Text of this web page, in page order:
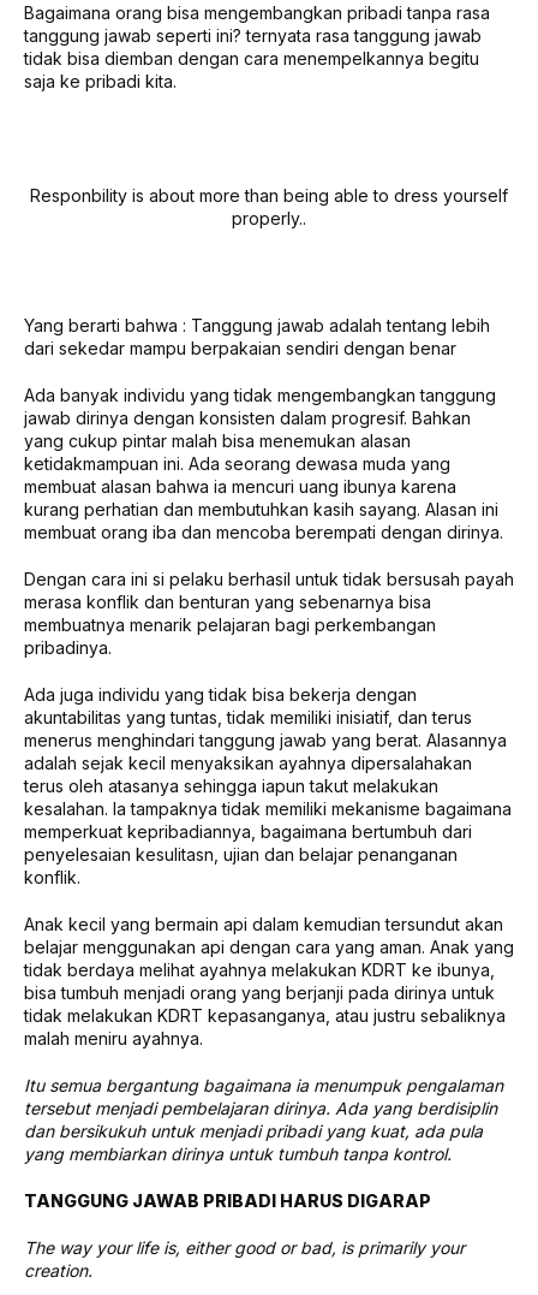
Bagaimana orang bisa mengembangkan pribadi tanpa rasa
tanggung jawab seperti ini? ternyata rasa tanggung jawab
tidak bisa diemban dengan cara menempelkannya begitu
saja ke pribadi kita.
Responbility is about more than being able to dress yourself
properly..
Yang berarti bahwa : Tanggung jawab adalah tentang lebih
dari sekedar mampu berpakaian sendiri dengan benar
Ada banyak individu yang tidak mengembangkan tanggung
jawab dirinya dengan konsisten dalam progresif. Bahkan
yang cukup pintar malah bisa menemukan alasan
ketidakmampuan ini. Ada seorang dewasa muda yang
membuat alasan bahwa ia mencuri uang ibunya karena
kurang perhatian dan membutuhkan kasih sayang. Alasan ini
membuat orang iba dan mencoba berempati dengan dirinya.
Dengan cara ini si pelaku berhasil untuk tidak bersusah payah
merasa konflik dan benturan yang sebenarnya bisa
membuatnya menarik pelajaran bagi perkembangan
pribadinya.
Ada juga individu yang tidak bisa bekerja dengan
akuntabilitas yang tuntas, tidak memiliki inisiatif, dan terus
menerus menghindari tanggung jawab yang berat. Alasannya
adalah sejak kecil menyaksikan ayahnya dipersalahakan
terus oleh atasanya sehingga iapun takut melakukan
kesalahan. Ia tampaknya tidak memiliki mekanisme bagaimana
memperkuat kepribadiannya, bagaimana bertumbuh dari
penyelesaian kesulitasn, ujian dan belajar penanganan
konflik.
Anak kecil yang bermain api dalam kemudian tersundut akan
belajar menggunakan api dengan cara yang aman. Anak yang
tidak berdaya melihat ayahnya melakukan KDRT ke ibunya,
bisa tumbuh menjadi orang yang berjanji pada dirinya untuk
tidak melakukan KDRT kepasanganya, atau justru sebaliknya
malah meniru ayahnya.
Itu semua bergantung bagaimana ia menumpuk pengalaman
tersebut menjadi pembelajaran dirinya. Ada yang berdisiplin
dan bersikukuh untuk menjadi pribadi yang kuat, ada pula
yang membiarkan dirinya untuk tumbuh tanpa kontrol.
TANGGUNG JAWAB PRIBADI HARUS DIGARAP
The way your life is, either good or bad, is primarily your
creation.